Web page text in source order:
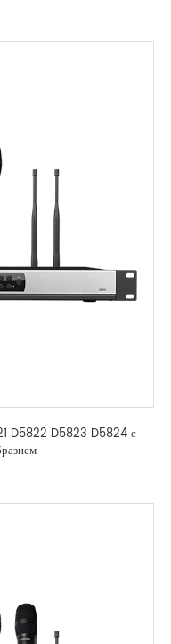
D5822 D5823 D5824 с